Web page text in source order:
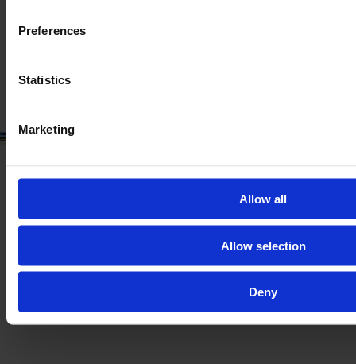
Preferences
Statistics
Marketing
Allow all
Allow selection
Deny